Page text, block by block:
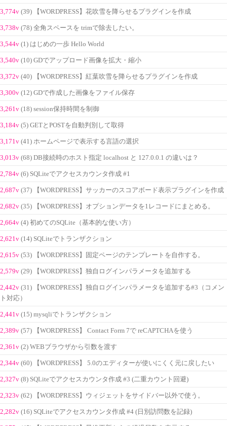
3,774v (39) 【WORDPRESS】花吹雪を降らせるプラグインを作成
3,738v (78) 全角スペースを trimで除去したい。
3,544v (1) はじめの一歩 Hello World
3,540v (10) GDでアップロード画像を拡大・縮小
3,372v (40) 【WORDPRESS】紅葉吹雪を降らせるプラグインを作成
3,300v (12) GDで作成した画像をファイル保存
3,261v (18) session保持時間を制御
3,184v (5) GETとPOSTを自動判別して取得
3,171v (41) ホームページで表示する言語の選択
3,013v (68) DB接続時のホスト指定 localhost と 127.0.0.1 の違いは？
2,784v (6) SQLiteでアクセスカウンタ作成 #1
2,687v (37) 【WORDPRESS】サッカーのスコアボード表示プラグインを作成
2,682v (35) 【WORDPRESS】オプションデータを1レコードにまとめる。
2,664v (4) 初めてのSQLite（基本的な使い方）
2,621v (14) SQLiteでトランザクション
2,615v (53) 【WORDPRESS】固定ページのテンプレートを自作する。
2,579v (29) 【WORDPRESS】独自ログインパラメータを追加する
2,442v (31) 【WORDPRESS】独自ログインパラメータを追加する#3（コメン
ト対応）
2,441v (15) mysqliでトランザクション
2,389v (57) 【WORDPRESS】 Contact Form 7で reCAPTCHAを使う
2,361v (2) WEBブラウザから引数を渡す
2,344v (60) 【WORDPRESS】 5.0のエディターが使いにくく元に戻したい
2,327v (8) SQLiteでアクセスカウンタ作成 #3 (二重カウント回避)
2,323v (62) 【WORDPRESS】ウィジェットをサイドバー以外で使う。
2,282v (16) SQLiteでアクセスカウンタ作成 #4 (日別訪問数を記録)